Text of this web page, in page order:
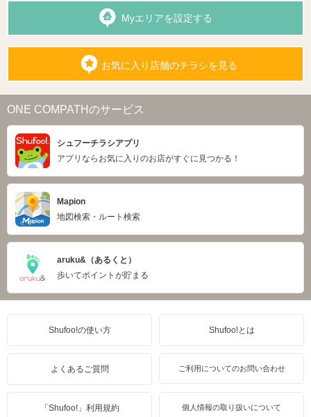
Myエリアを設定する
お気に入り店舗のチラシを見る
ONE COMPATHのサービス
シュフーチラシアプリ
アプリならお気に入りのお店がすぐに見つかる！
Mapion
地図検索・ルート検索
aruku&（あるくと）
歩いてポイントが貯まる
Shufoo!の使い方 Shufoo!とは
よくあるご質問 ご利用についてのお問い合わせ
「Shufoo!」利用規約 個人情報の取り扱いについて